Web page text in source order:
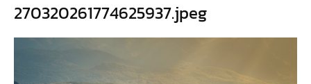
270320261774625937.jpeg